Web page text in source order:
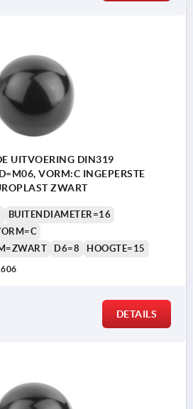
UITVOERING DIN319
VORM:C INGEPERSTE
ZWART
BUITENDIAMETER=16
D6=8 HOOGTE=15
DETAILS